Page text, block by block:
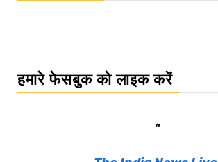
हमारे फेसबुक को लाइक करें